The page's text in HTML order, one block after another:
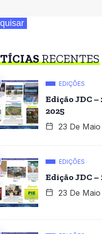
RECENTES
EDIÇÕES
Edição JDC –
2025
23 De
EDIÇÕES
Edição JDC –
23 De